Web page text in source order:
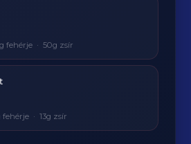
fehérje · 50g zsír
fehérje · 13g zsír